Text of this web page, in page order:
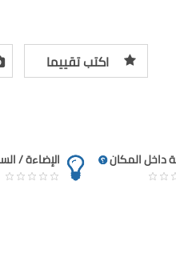
اكتب تقييما
داخل المكان الإضاءة /